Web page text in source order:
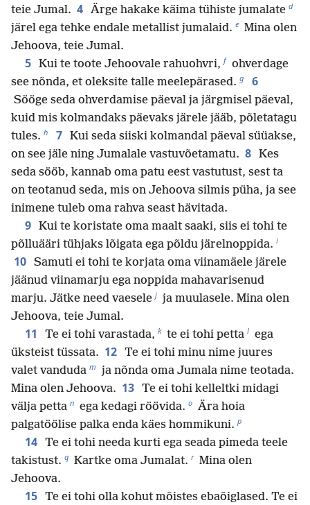
teie Jumal. 4 Ärge hakake käima tühiste jumalate d
järel ega tehke endale metallist jumalaid. e Mina olen
Jehoova, teie Jumal.
5 Kui te toote Jehoovale rahuohvri, f ohverdage
see nõnda, et oleksite talle meelepärased. g 6
Sööge seda ohverdamise päeval ja järgmisel päeval,
kuid mis kolmandaks päevaks järele jääb, põletatagu
tules. h 7 Kui seda siiski kolmandal päeval süüakse,
on see jäle ning Jumalale vastuvõetamatu. 8 Kes
seda sööb, kannab oma patu eest vastutust, sest ta
on teotanud seda, mis on Jehoova silmis püha, ja see
inimene tuleb oma rahva seast hävitada.
9 Kui te koristate oma maalt saaki, siis ei tohi te
põlluääri tühjaks lõigata ega põldu järelnoppida. i
10 Samuti ei tohi te korjata oma viinamäele järele
jäänud viinamarju ega noppida mahavarisenud
marju. Jätke need vaesele j ja muulasele. Mina olen
Jehoova, teie Jumal.
11 Te ei tohi varastada, k te ei tohi petta l ega
üksteist tüssata. 12 Te ei tohi minu nime juures
valet vanduda m ja nõnda oma Jumala nime teotada.
Mina olen Jehoova. 13 Te ei tohi kelleltki midagi
välja petta n ega kedagi röövida. o Ära hoia
palgatöölise palka enda käes hommikuni. p
14 Te ei tohi needa kurti ega seada pimeda teele
takistust. q Kartke oma Jumalat. r Mina olen
Jehoova.
15 Te ei tohi olla kohut mõistes ebaõiglased. Te ei